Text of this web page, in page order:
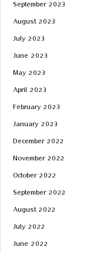
September 2023
August 2023
July 2023
June 2023
May 2023
April 2023
February 2023
January 2023
December 2022
November 2022
October 2022
September 2022
August 2022
July 2022
June 2022